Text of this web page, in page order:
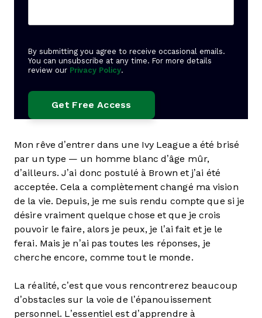
By submitting you agree to receive occasional emails.
You can unsubscribe at any time. For more details
review our Privacy Policy.
Mon rêve d’entrer dans une Ivy League a été brisé
par un type — un homme blanc d’âge mûr,
d’ailleurs. J’ai donc postulé à Brown et j’ai été
acceptée. Cela a complètement changé ma vision
de la vie. Depuis, je me suis rendu compte que si je
désire vraiment quelque chose et que je crois
pouvoir le faire, alors je peux, je l’ai fait et je le
ferai. Mais je n’ai pas toutes les réponses, je
cherche encore, comme tout le monde.
La réalité, c’est que vous rencontrerez beaucoup
d’obstacles sur la voie de l’épanouissement
personnel. L’essentiel est d’apprendre à